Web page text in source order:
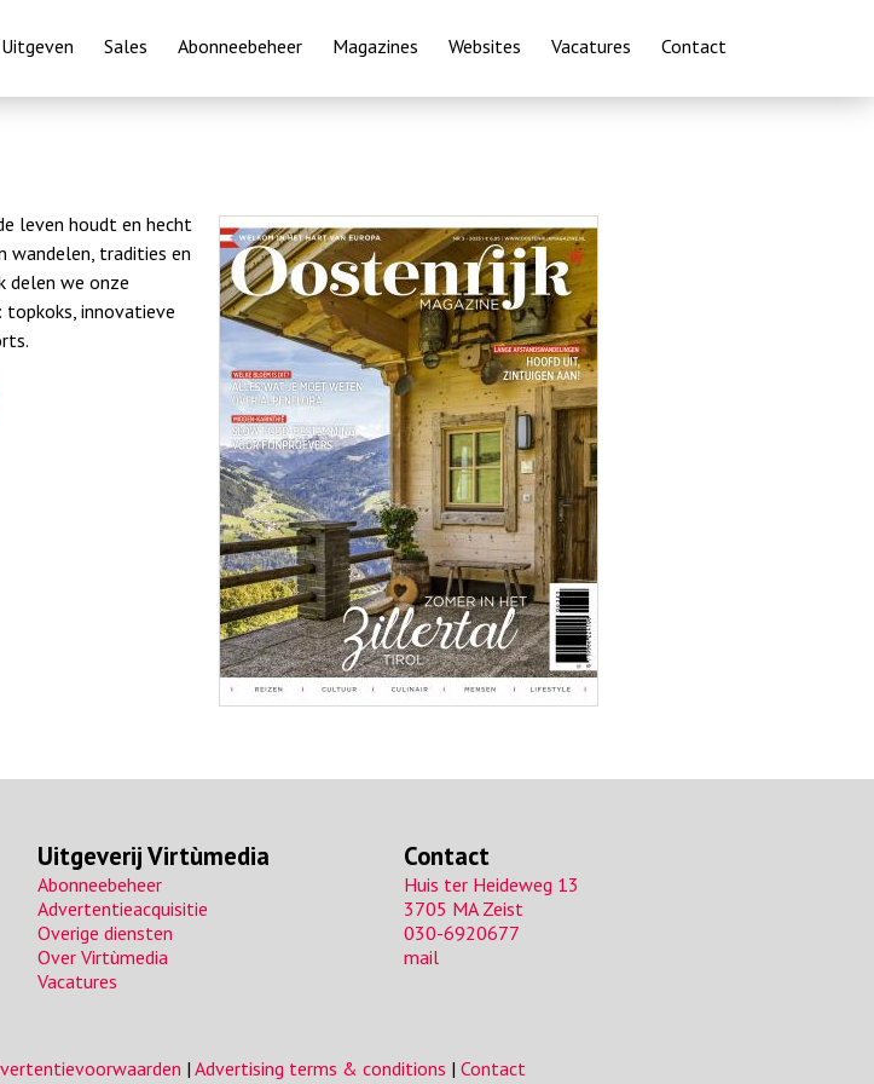
Uitgeven Sales Abonneebeheer Magazines Websites Vacatures Contact
leven houdt en hecht
wandelen, tradities en
delen we onze
topkoks, innovatieve
Uitgeverij Virtùmedia
Abonneebeheer
Advertentieacquisitie
Overige diensten
Over Virtùmedia
Vacatures
Contact
Huis ter Heideweg 13
3705 MA Zeist
030-6920677
mail
| Advertising terms & conditions | Contact